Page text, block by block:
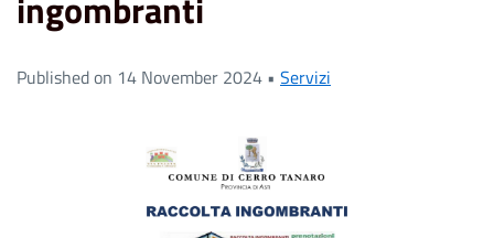
Published on 14 November 2024 • Servizi